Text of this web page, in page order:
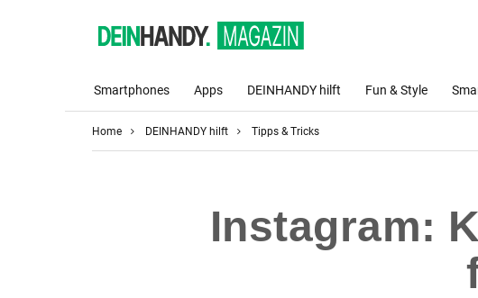
Smartphones Apps DEINHANDY hilft Fun & Style
Home DEINHANDY hilft Tipps & Tricks
Instagram: